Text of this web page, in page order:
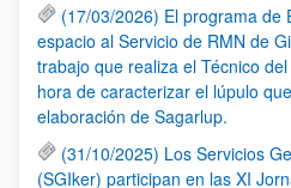
(17/03/2026) El programa de
espacio al Servicio de RMN de
trabajo que realiza el Técnico
hora de caracterizar el lúpulo
elaboración de Sagarlup.
(31/10/2025) Los Servicios
(SGIker) participan en las XI